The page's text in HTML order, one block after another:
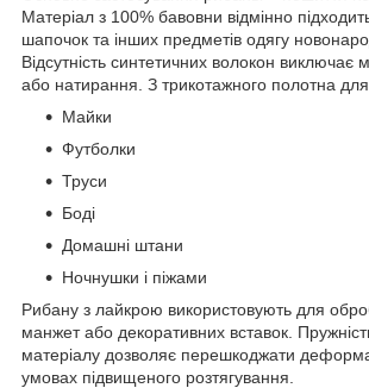
Матеріал з 100% бавовни відмінно
шапочок та інших предметів одягу
Відсутність синтетичних волокон виключає
або натирання. З трикотажного полотна
Майки
Футболки
Труси
Боді
Домашні штани
Ночнушки і піжами
Рибану з лайкрою використовують для
манжет або декоративних вставок.
матеріалу дозволяє перешкоджати
умовах підвищеного розтягування.